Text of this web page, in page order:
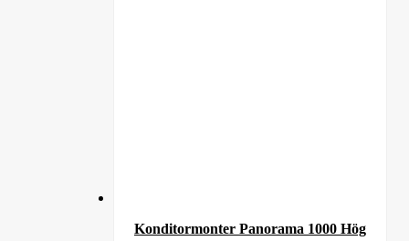
Konditormonter Panorama 1000 Hög